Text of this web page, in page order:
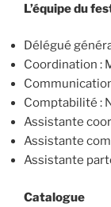
L’équipe du
Délégué
Coordination :
Comptabilité :
Assistante
Assistante
Assistante
Catalogue